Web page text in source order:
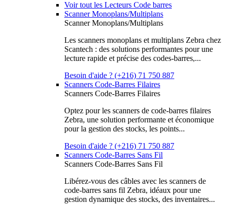
Voir tout les Lecteurs Code barres
Scanner Monoplans/Multiplans
Scanner Monoplans/Multiplans
Les scanners monoplans et multiplans Zebra chez
Scantech : des solutions performantes pour une
lecture rapide et précise des codes-barres,...
Besoin d'aide ? (+216) 71 750 887
Scanners Code-Barres Filaires
Scanners Code-Barres Filaires
Optez pour les scanners de code-barres filaires
Zebra, une solution performante et économique
pour la gestion des stocks, les points...
Besoin d'aide ? (+216) 71 750 887
Scanners Code-Barres Sans Fil
Scanners Code-Barres Sans Fil
Libérez-vous des câbles avec les scanners de
code-barres sans fil Zebra, idéaux pour une
gestion dynamique des stocks, des inventaires...